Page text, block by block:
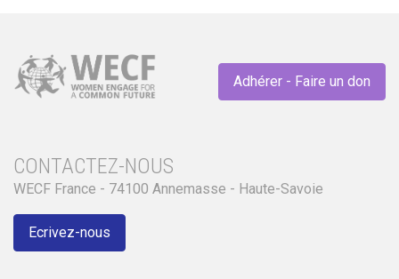
Adhérer - Faire un don
CONTACTEZ-NOUS
WECF France - 74100 Annemasse - Haute-Savoie
Ecrivez-nous